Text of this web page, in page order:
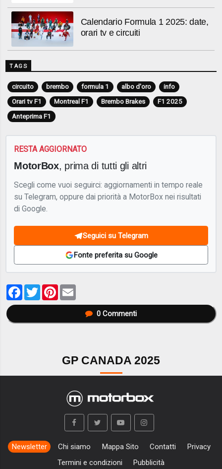
Calendario Formula 1 2025: date,
orari tv e circuiti
TAGS
circuito brembo formula 1 albo d'oro
info
Orari tv F1
Montreal F1 Brembo Brakes
F1 2025
Anteprima F1
RESTA AGGIORNATO
MotorBox, prima di tutti gli altri
Scegli come vuoi seguirci: aggiornamenti in tempo reale
su Telegram, oppure dai priorità a MotorBox nei risultati
di Google.
Seguici su Telegram
Fonte preferita su Google
Facebook
TwitterPinterest
0Commenti
GP CANADA 2025
Newsletter Chi siamo Mappa Sito Contatti
Privacy
Termini e condizioni
Pubblicità